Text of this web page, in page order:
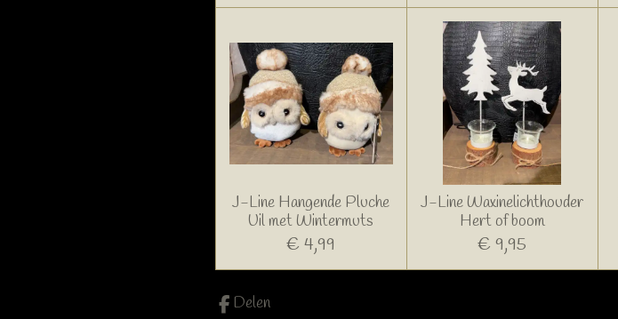
J-Line Hangende Pluche
Uil met Wintermuts
€ 4,99
J-Line Waxinelichthouder
Hert of boom
€ 9,95
Delen